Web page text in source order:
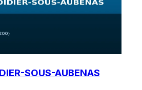
SOUS-AUBENAS